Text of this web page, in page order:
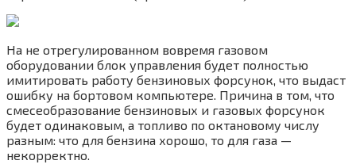
На не отрегулированном вовремя газовом
оборудовании блок управления будет полностью
имитировать работу бензиновых форсунок, что выдаст
ошибку на бортовом компьютере. Причина в том, что
смесеобразование бензиновых и газовых форсунок
будет одинаковым, а топливо по октановому числу
разным: что для бензина хорошо, то для газа —
некорректно.